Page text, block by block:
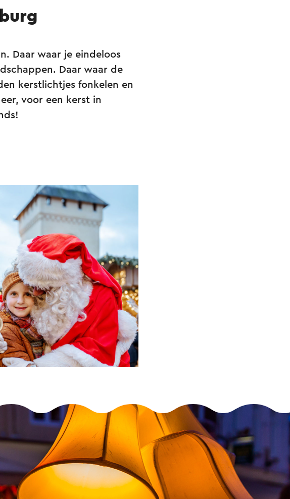
Daar waar je eindeloos
Daar waar de
kerstlichtjes fonkelen en
voor een kerst in